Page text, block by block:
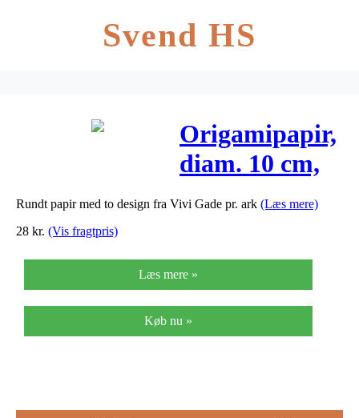
Svend HS
Origamipapir,
diam. 10 cm,
80 g, 50ass.
Rundt papir med to design fra Vivi Gade pr. ark (Læs mere)
28 kr. (Vis fragtpris)
Læs mere »
Køb nu »